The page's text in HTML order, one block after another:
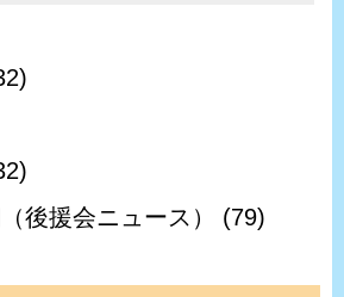
後援会ニュース） (79)